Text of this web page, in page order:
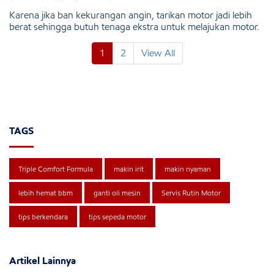
Karena jika ban kekurangan angin, tarikan motor jadi lebih
berat sehingga butuh tenaga ekstra untuk melajukan motor.
1 2 View All
TAGS
Triple Comfort Formula makin irit makin nyaman
lebih hemat bbm ganti oli mesin Servis Rutin Motor
tips berkendara tips sepeda motor
Artikel Lainnya